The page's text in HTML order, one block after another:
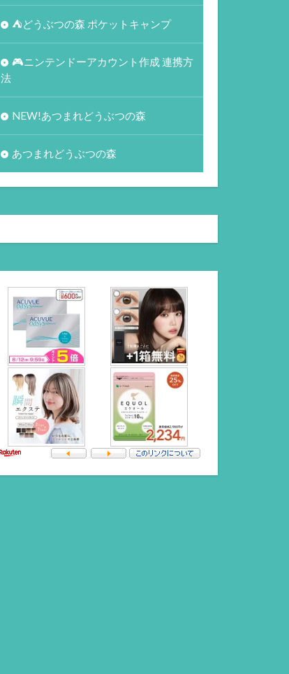
⛺どうぶつの森 ポケットキャンプ
🎮ニンテンドーアカウント作成 連携方
法
NEW!あつまれどうぶつの森
あつまれどうぶつの森